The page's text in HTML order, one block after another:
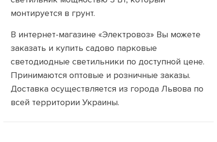
монтируется в грунт.
В интернет-магазине «Электровоз» Вы можете
заказать и купить садово парковые
светодиодные светильники по доступной цене.
Принимаются оптовые и розничные заказы.
Доставка осуществляется из города Львова по
всей территории Украины.